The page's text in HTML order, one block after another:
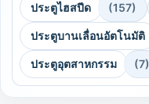
ประตูไฮสปีด
(157)
ประตูบานเลื่อนอัตโนมัติ
ประตูอุตสาหกรรม (7)